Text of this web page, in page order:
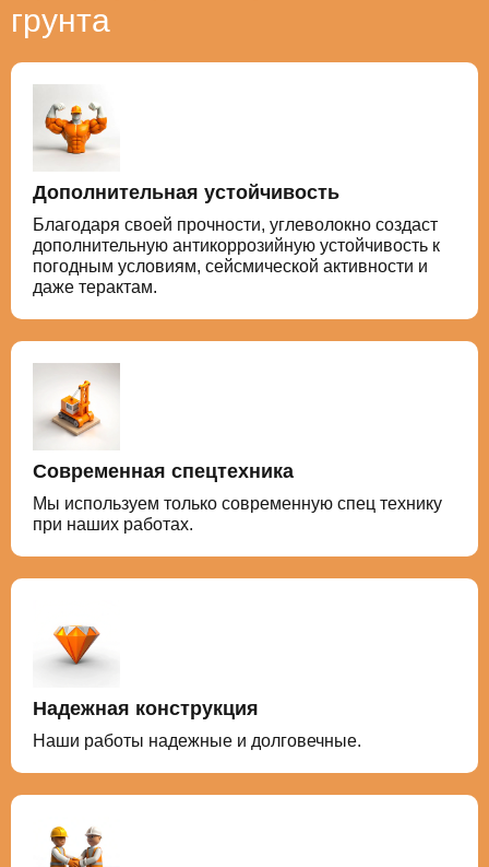
грунта
Дополнительная устойчивость
Благодаря своей прочности, углеволокно создаст
дополнительную антикоррозийную устойчивость к
погодным условиям, сейсмической активности и
даже терактам.
Современная спецтехника
Мы используем только современную спец технику
при наших работах.
Надежная конструкция
Наши работы надежные и долговечные.